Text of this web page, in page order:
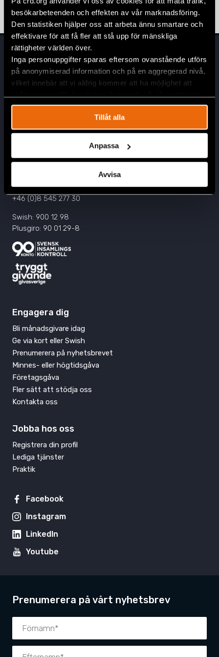
besökarbeteenden och effekten av vår marknadsföring.
Den statistiken hjälper oss att arbeta ännu smartare och
effektivare för att få fler att stå upp för mänskliga
rättigheter världen över.
Inga personuppgifter sparas eftersom ovanstående utförs
på anonymiserad information och på en aggregerad nivå,
vilket innebär att vi aldrig kommer att ha möjlighet att
Tillåt alla
Anpassa
Avvisa
NYHETER ,UTTALANDEN 5 november 2025
Civil Rights Defenders
SE-116 64 Stockholm, Sverige
info@crd.org
+46 (0)8 545 277 30
Swish: 900 12 98
Plusgiro: 90 01 29-8
Engagera dig
Bli månadsgivare idag
Ge via kort eller Swish
Prenumerera på nyhetsbrevet
Minnes- eller högtidsgåva
Företagsgåva
Fler sätt att stödja oss
Kontakta oss
Jobba hos oss
Registrera din profil
Lediga tjänster
Praktik
Facebook
Instagram
LinkedIn
Youtube
Prenumerera på vårt nyhetsbrev